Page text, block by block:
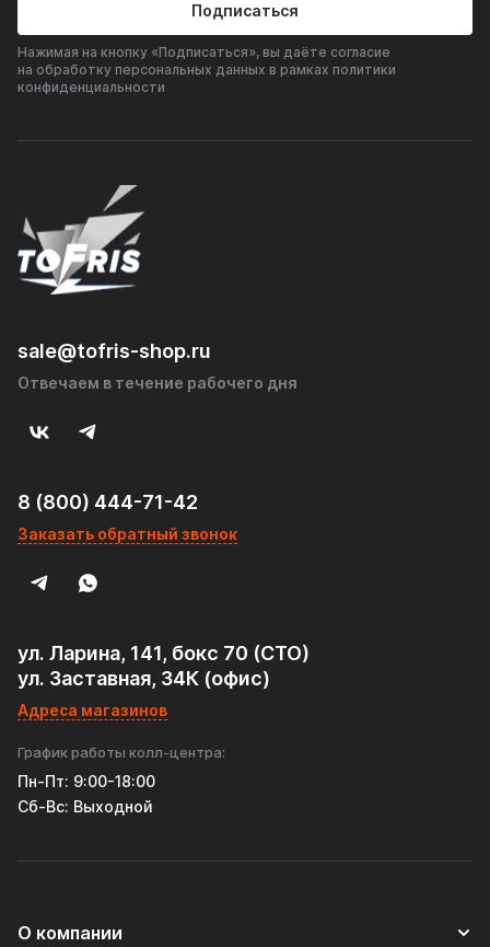
Подписаться
Нажимая на кнопку «Подписаться», вы даёте согласие
на обработку персональных данных в рамках политики
конфиденциальности
sale@tofris-shop.ru
Отвечаем в течение рабочего дня
8 (800) 444-71-42
Заказать обратный звонок
ул. Ларина, 141, бокс 70 (СТО)
ул. Заставная, 34К (офис)
Адреса магазинов
График работы колл-центра:
Пн-Пт: 9:00-18:00
Cб-Вс: Выходной
О компании